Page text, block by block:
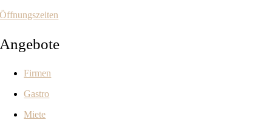
Öffnungszeiten
Angebote
Firmen
Gastro
Miete